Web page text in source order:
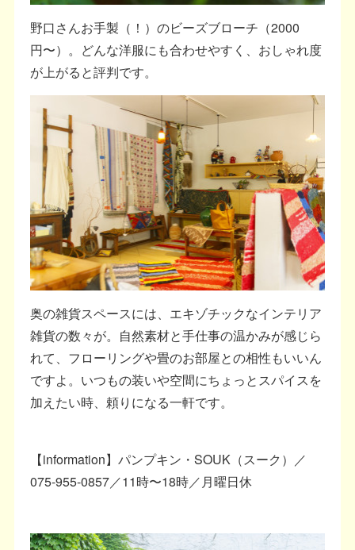
野口さんお手製（！）のビーズブローチ（2000
円〜）。どんな洋服にも合わせやすく、おしゃれ度
が上がると評判です。
奥の雑貨スペースには、エキゾチックなインテリア
雑貨の数々が。自然素材と手仕事の温かみが感じら
れて、フローリングや畳のお部屋との相性もいいん
ですよ。いつもの装いや空間にちょっとスパイスを
加えたい時、頼りになる一軒です。
【information】パンプキン・SOUK（スーク）／
075-955-0857／11時〜18時／月曜日休